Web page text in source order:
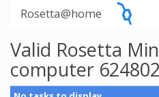
Rosetta@home
Valid Rosetta
computer